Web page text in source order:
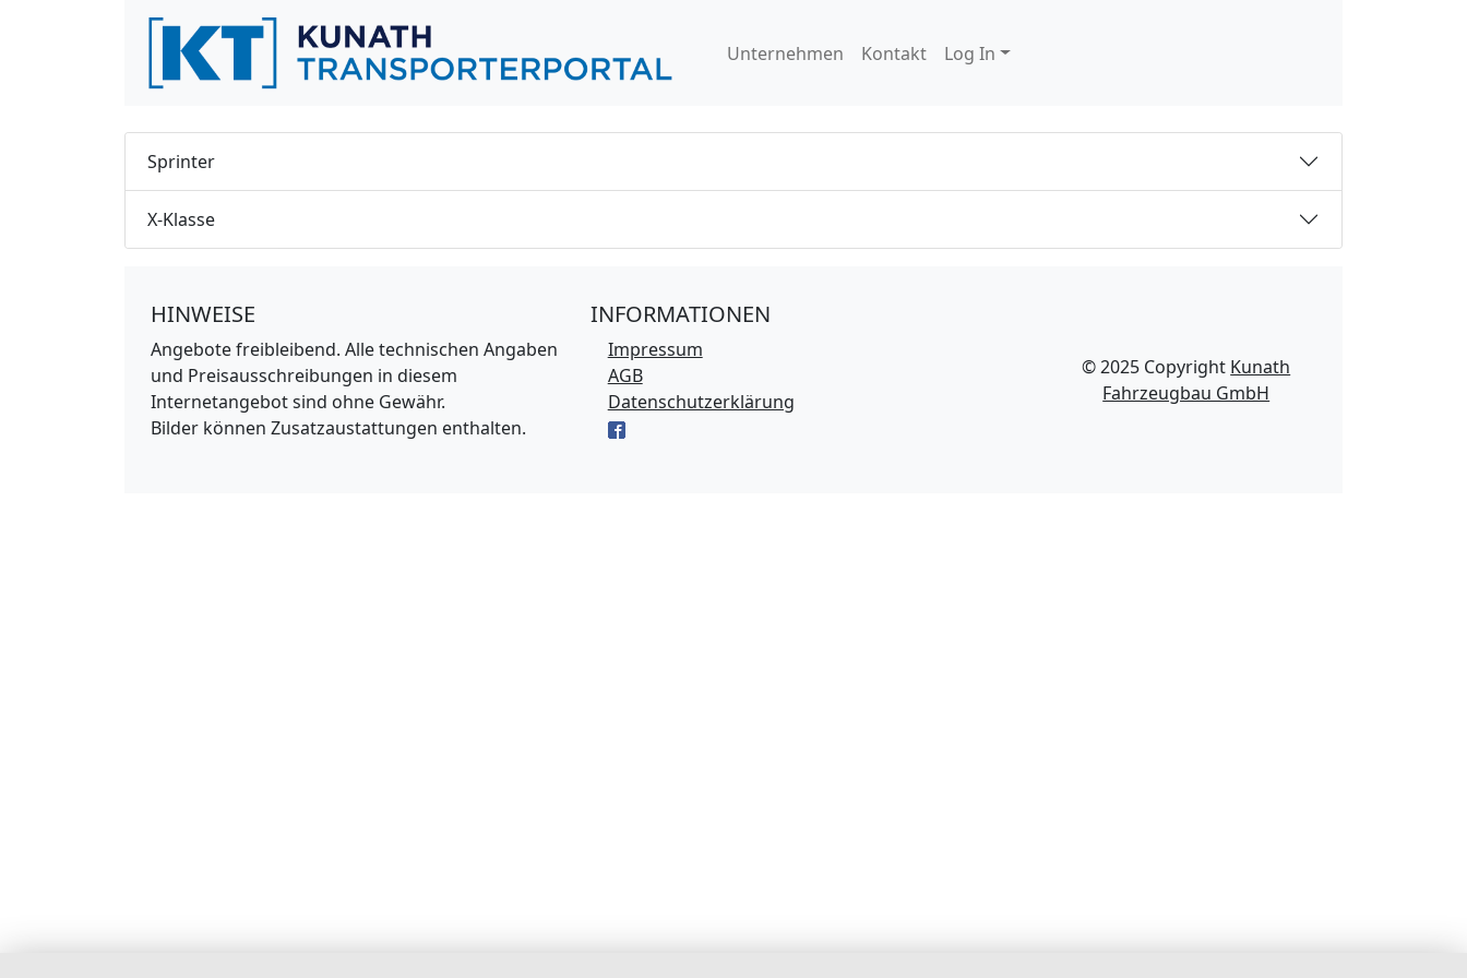
Unternehmen Kontakt Log In
Sprinter
X-Klasse
HINWEISE
Angebote freibleibend. Alle technischen Angaben
und Preisausschreibungen in diesem
Internetangebot sind ohne Gewähr.
Bilder können Zusatzaustattungen enthalten.
INFORMATIONEN
Impressum
AGB
Datenschutzerklärung
© 2025 Copyright Kunath
Fahrzeugbau GmbH